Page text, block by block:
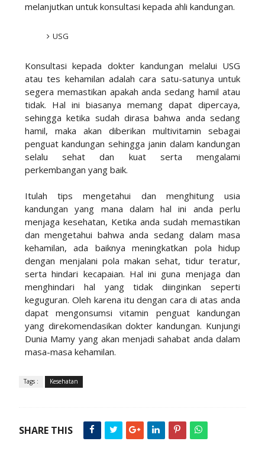
melanjutkan untuk konsultasi kepada ahli kandungan.
USG
Konsultasi kepada dokter kandungan melalui USG
atau tes kehamilan adalah cara satu-satunya untuk
segera memastikan apakah anda sedang hamil atau
tidak. Hal ini biasanya memang dapat dipercaya,
sehingga ketika sudah dirasa bahwa anda sedang
hamil, maka akan diberikan multivitamin sebagai
penguat kandungan sehingga janin dalam kandungan
selalu sehat dan kuat serta mengalami
perkembangan yang baik.
Itulah tips mengetahui dan menghitung usia
kandungan yang mana dalam hal ini anda perlu
menjaga kesehatan, Ketika anda sudah memastikan
dan mengetahui bahwa anda sedang dalam masa
kehamilan, ada baiknya meningkatkan pola hidup
dengan menjalani pola makan sehat, tidur teratur,
serta hindari kecapaian. Hal ini guna menjaga dan
menghindari hal yang tidak diinginkan seperti
keguguran. Oleh karena itu dengan cara di atas anda
dapat mengonsumsi vitamin penguat kandungan
yang direkomendasikan dokter kandungan. Kunjungi
Dunia Mamy yang akan menjadi sahabat anda dalam
masa-masa kehamilan.
Tags : Kesehatan
SHARE THIS